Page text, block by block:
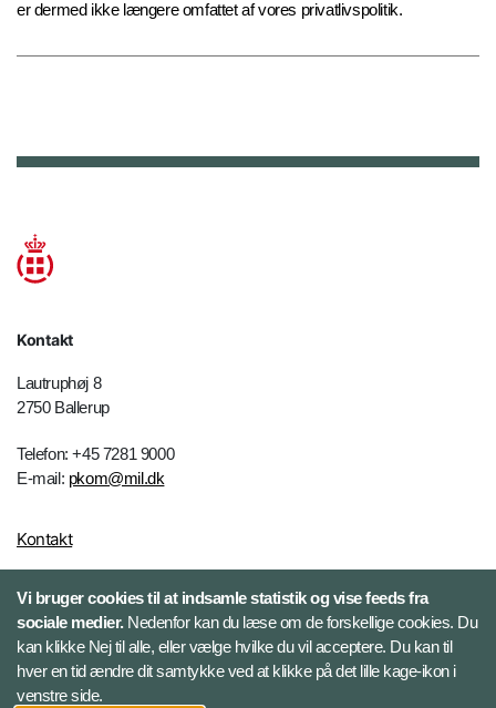
er dermed ikke længere omfattet af vores privatlivspolitik.
Kontakt
Lautruphøj 8
2750 Ballerup
Telefon: +45 7281 9000
E-mail: pkom@mil.dk
Kontakt
Følg HR-portalen
Facebook
Vi bruger cookies til at indsamle statistik og vise feeds fra
sociale medier.Nedenfor kan du læse om de forskellige cookies. Du
kan klikke Nej til alle, eller vælge hvilke du vil acceptere. Du kan til
hver en tid ændre dit samtykke ved at klikke på det lille kage-ikon i
venstre side.